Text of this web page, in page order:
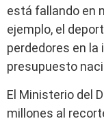
está fallando en
ejemplo, el
perdedores en la
presupuesto
El Ministerio del
millones al